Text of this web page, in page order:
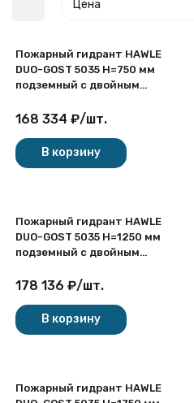
Цена
Пожарный гидрант HAWLE
DUO-GOST 5035 H=750 мм
подземный с двойным
168 334 ₽/шт.
В корзину
Пожарный гидрант HAWLE
DUO-GOST 5035 H=1250 мм
подземный с двойным
178 136 ₽/шт.
В корзину
Пожарный гидрант HAWLE